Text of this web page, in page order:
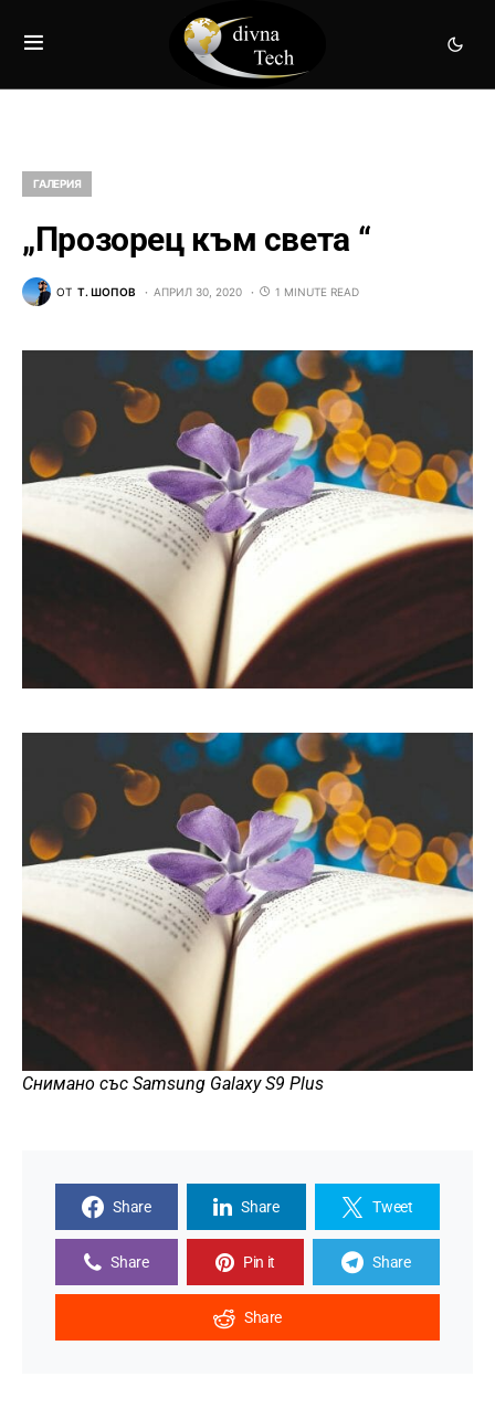
ГАЛЕРИЯ
„Прозорец към света “
ОТ Т. ШОПОВ АПРИЛ 30, 2020 1 MINUTE READ
Снимано със Samsung Galaxy S9 Plus
Share Share Tweet
Share Pin it Share
Share